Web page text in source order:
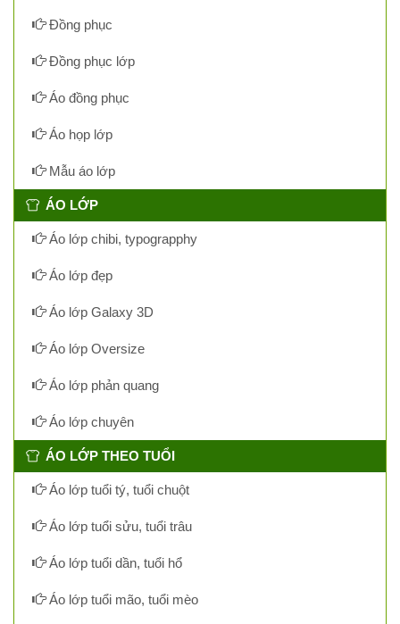
Đồng phục
Đồng phục lớp
Áo đồng phục
Áo họp lớp
Mẫu áo lớp
ÁO LỚP
Áo lớp chibi, typograpphy
Áo lớp đẹp
Áo lớp Galaxy 3D
Áo lớp Oversize
Áo lớp phản quang
Áo lớp chuyên
ÁO LỚP THEO TUỔI
Áo lớp tuổi tý, tuổi chuột
Áo lớp tuổi sửu, tuổi trâu
Áo lớp tuổi dần, tuổi hổ
Áo lớp tuổi mão, tuổi mèo